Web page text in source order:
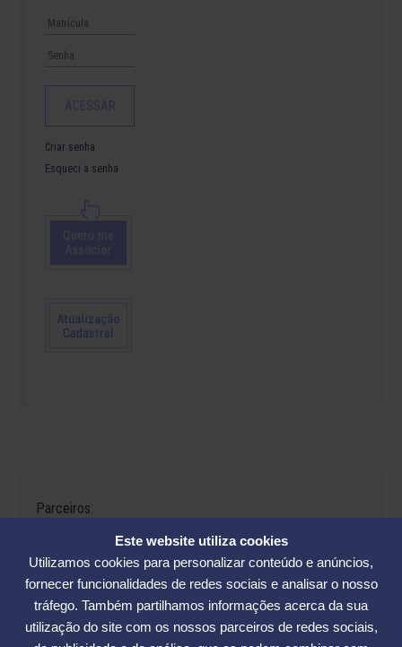
Este website utiliza cookies
Utilizamos cookies para personalizar conteúdo e anúncios,
fornecer funcionalidades de redes sociais e analisar o nosso
tráfego. Também partilhamos informações acerca da sua
utilização do site com os nossos parceiros de redes sociais,
Criar senha
Esqueci a senha
Parceiros:
Avenida César Seara, 560 - Florianópolis | Telefones: (48) 3234-2986
- (48) 3234-2089 - (48) 3233-5370. | E-mail:elase@elase.com.br